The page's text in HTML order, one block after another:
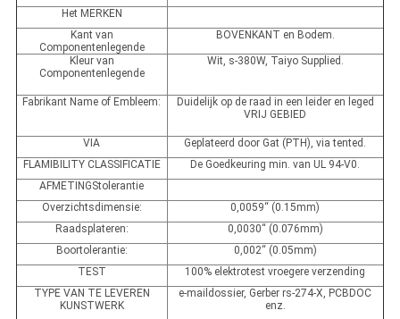
Het MERKEN
Kant van
Componentenlegende
BOVENKANT en Bodem.
Kleur van
Componentenlegende
Wit, s-380W, Taiyo Supplied.
Fabrikant Name of Embleem:
Duidelijk op de raad in een leider en leged
VRIJ GEBIED
VIA
Geplateerd door Gat (PTH), via tented.
FLAMIBILITY CLASSIFICATIE
De Goedkeuring min. van UL 94-V0.
AFMETINGStolerantie
Overzichtsdimensie:
0,0059“ (0.15mm)
Raadsplateren:
0,0030“ (0.076mm)
Boortolerantie:
0,002“ (0.05mm)
TEST
100% elektrotest vroegere verzending
TYPE VAN TE LEVEREN
KUNSTWERK
e-maildossier, Gerber rs-274-X, PCBDOC
enz.